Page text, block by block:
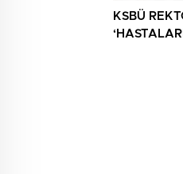
KSBÜ